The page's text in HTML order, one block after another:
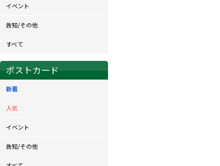
イベント
告知/その他
すべて
ポストカード
新着
人気
イベント
告知/その他